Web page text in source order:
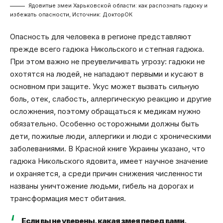
Ядовитые змеи Харьковской области: как распознать гадюку и
избежать опасности, Источник: ДокторОК
Опасность для человека в регионе представляют
прежде всего гадюка Никольского и степная гадюка.
При этом важно не преувеличивать угрозу: гадюки не
охотятся на людей, не нападают первыми и кусают в
основном при защите. Укус может вызвать сильную
боль, отек, слабость, аллергическую реакцию и другие
осложнения, поэтому обращаться к медикам нужно
обязательно. Особенно осторожными должны быть
дети, пожилые люди, аллергики и люди с хроническими
заболеваниями. В Красной книге Украины указано, что
гадюка Никольского ядовита, имеет научное значение
и охраняется, а среди причин снижения численности
названы уничтожение людьми, гибель на дорогах и
трансформация мест обитания.
Если вы не уверены, какая змея перед вами,